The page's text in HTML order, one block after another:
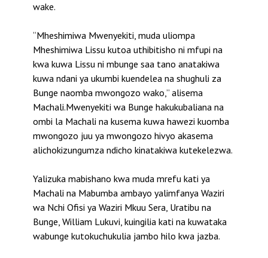
wake.
“Mheshimiwa Mwenyekiti, muda uliompa
Mheshimiwa Lissu kutoa uthibitisho ni mfupi na
kwa kuwa Lissu ni mbunge saa tano anatakiwa
kuwa ndani ya ukumbi kuendelea na shughuli za
Bunge naomba mwongozo wako,’’ alisema
Machali.Mwenyekiti wa Bunge hakukubaliana na
ombi la Machali na kusema kuwa hawezi kuomba
mwongozo juu ya mwongozo hivyo akasema
alichokizungumza ndicho kinatakiwa kutekelezwa.
Yalizuka mabishano kwa muda mrefu kati ya
Machali na Mabumba ambayo yalimfanya Waziri
wa Nchi Ofisi ya Waziri Mkuu Sera, Uratibu na
Bunge, William Lukuvi, kuingilia kati na kuwataka
wabunge kutokuchukulia jambo hilo kwa jazba.